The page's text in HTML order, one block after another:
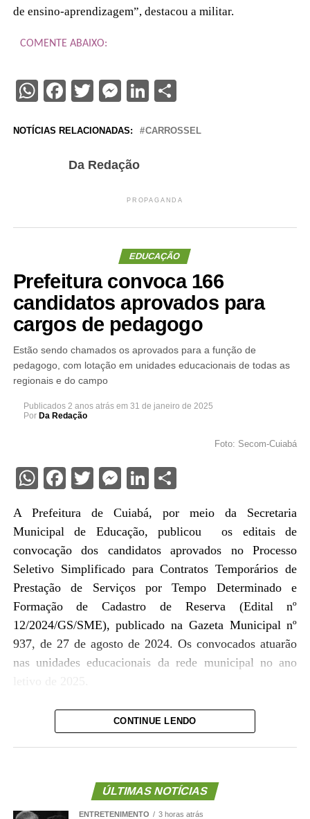
de ensino-aprendizagem”, destacou a militar.
COMENTE ABAIXO:
WhatsApp
Facebook
Twitter
Messenger
LinkedIn
Share
NOTÍCIAS RELACIONADAS: CARROSSEL
Da Redação
PROPAGANDA
EDUCAÇÃO
Prefeitura convoca 166
candidatos aprovados para
cargos de pedagogo
Estão sendo chamados os aprovados para a função de
pedagogo, com lotação em unidades educacionais de todas as
regionais e do campo
Publicados 2 anos atrás em 31 de janeiro de 2025
Por Da Redação
Foto: Secom-Cuiabá
WhatsApp
Facebook
Twitter
Messenger
LinkedIn
Share
A Prefeitura de Cuiabá, por meio da Secretaria
Municipal de Educação, publicou os editais de
convocação dos candidatos aprovados no Processo
Seletivo Simplificado para Contratos Temporários de
Prestação de Serviços por Tempo Determinado e
Formação de Cadastro de Reserva (Edital nº
12/2024/GS/SME), publicado na Gazeta Municipal nº
937, de 27 de agosto de 2024. Os convocados atuarão
nas unidades educacionais da rede municipal no ano
Os candidatos convocados devem comparecer à
Secretaria Municipal de Educação, localizada na Rua
Diogo Domingos Ferreira, nº 292, bairro Bandeirantes,
horários estabelecidos nos editais, para entrega de
CONTINUE LENDO
ÚLTIMAS NOTÍCIAS
ENTRETENIMENTO 3 horas atrás